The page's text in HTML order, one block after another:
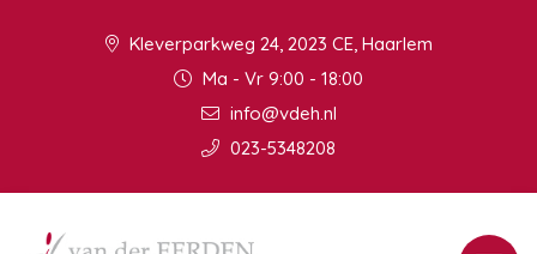
Kleverparkweg 24, 2023 CE, Haarlem
Ma - Vr 9:00 - 18:00
info@vdeh.nl
023-5348208